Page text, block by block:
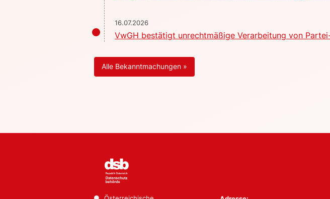
16.07.2026
VwGH bestätigt unrechtmäßige Verarbeitung von
Alle Bekanntmachungen »